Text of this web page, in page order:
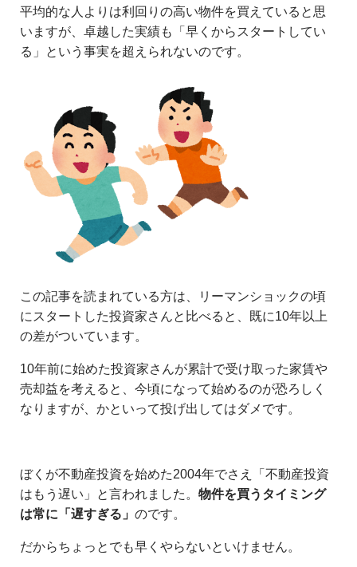
平均的な人よりは利回りの高い物件を買えていると思
いますが、卓越した実績も「早くからスタートしてい
る」という事実を超えられないのです。
この記事を読まれている方は、リーマンショックの頃
にスタートした投資家さんと比べると、既に10年以上
の差がついています。
10年前に始めた投資家さんが累計で受け取った家賃や
売却益を考えると、今頃になって始めるのが恐ろしく
なりますが、かといって投げ出してはダメです。
ぼくが不動産投資を始めた2004年でさえ「不動産投資
はもう遅い」と言われました。 物件を買うタイミング
は常に「遅すぎる」 のです。
だからちょっとでも早くやらないといけません。